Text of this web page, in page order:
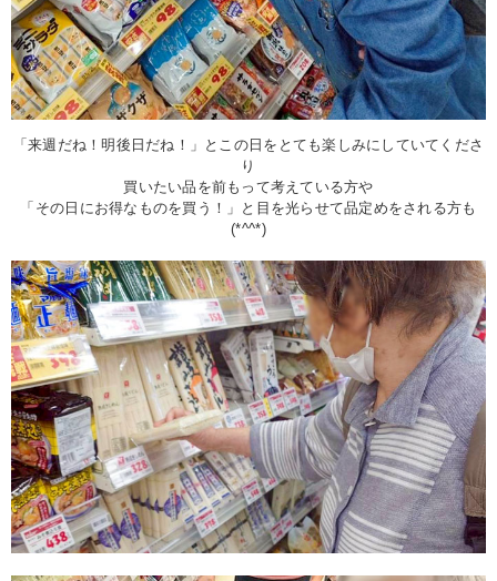
「来週だね！明後日だね！」とこの日をとても楽しみにしていてくださ
り
買いたい品を前もって考えている方や
「その日にお得なものを買う！」と目を光らせて品定めをされる方も
(*^^*)